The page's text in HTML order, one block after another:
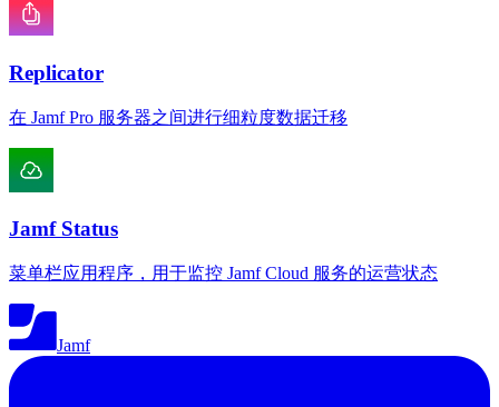
Replicator
在 Jamf Pro 服务器之间进行细粒度数据迁移
Jamf Status
菜单栏应用程序，用于监控 Jamf Cloud 服务的运营状态
Jamf